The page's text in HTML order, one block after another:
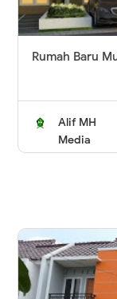
Rumah Baru
Alif MH
Media